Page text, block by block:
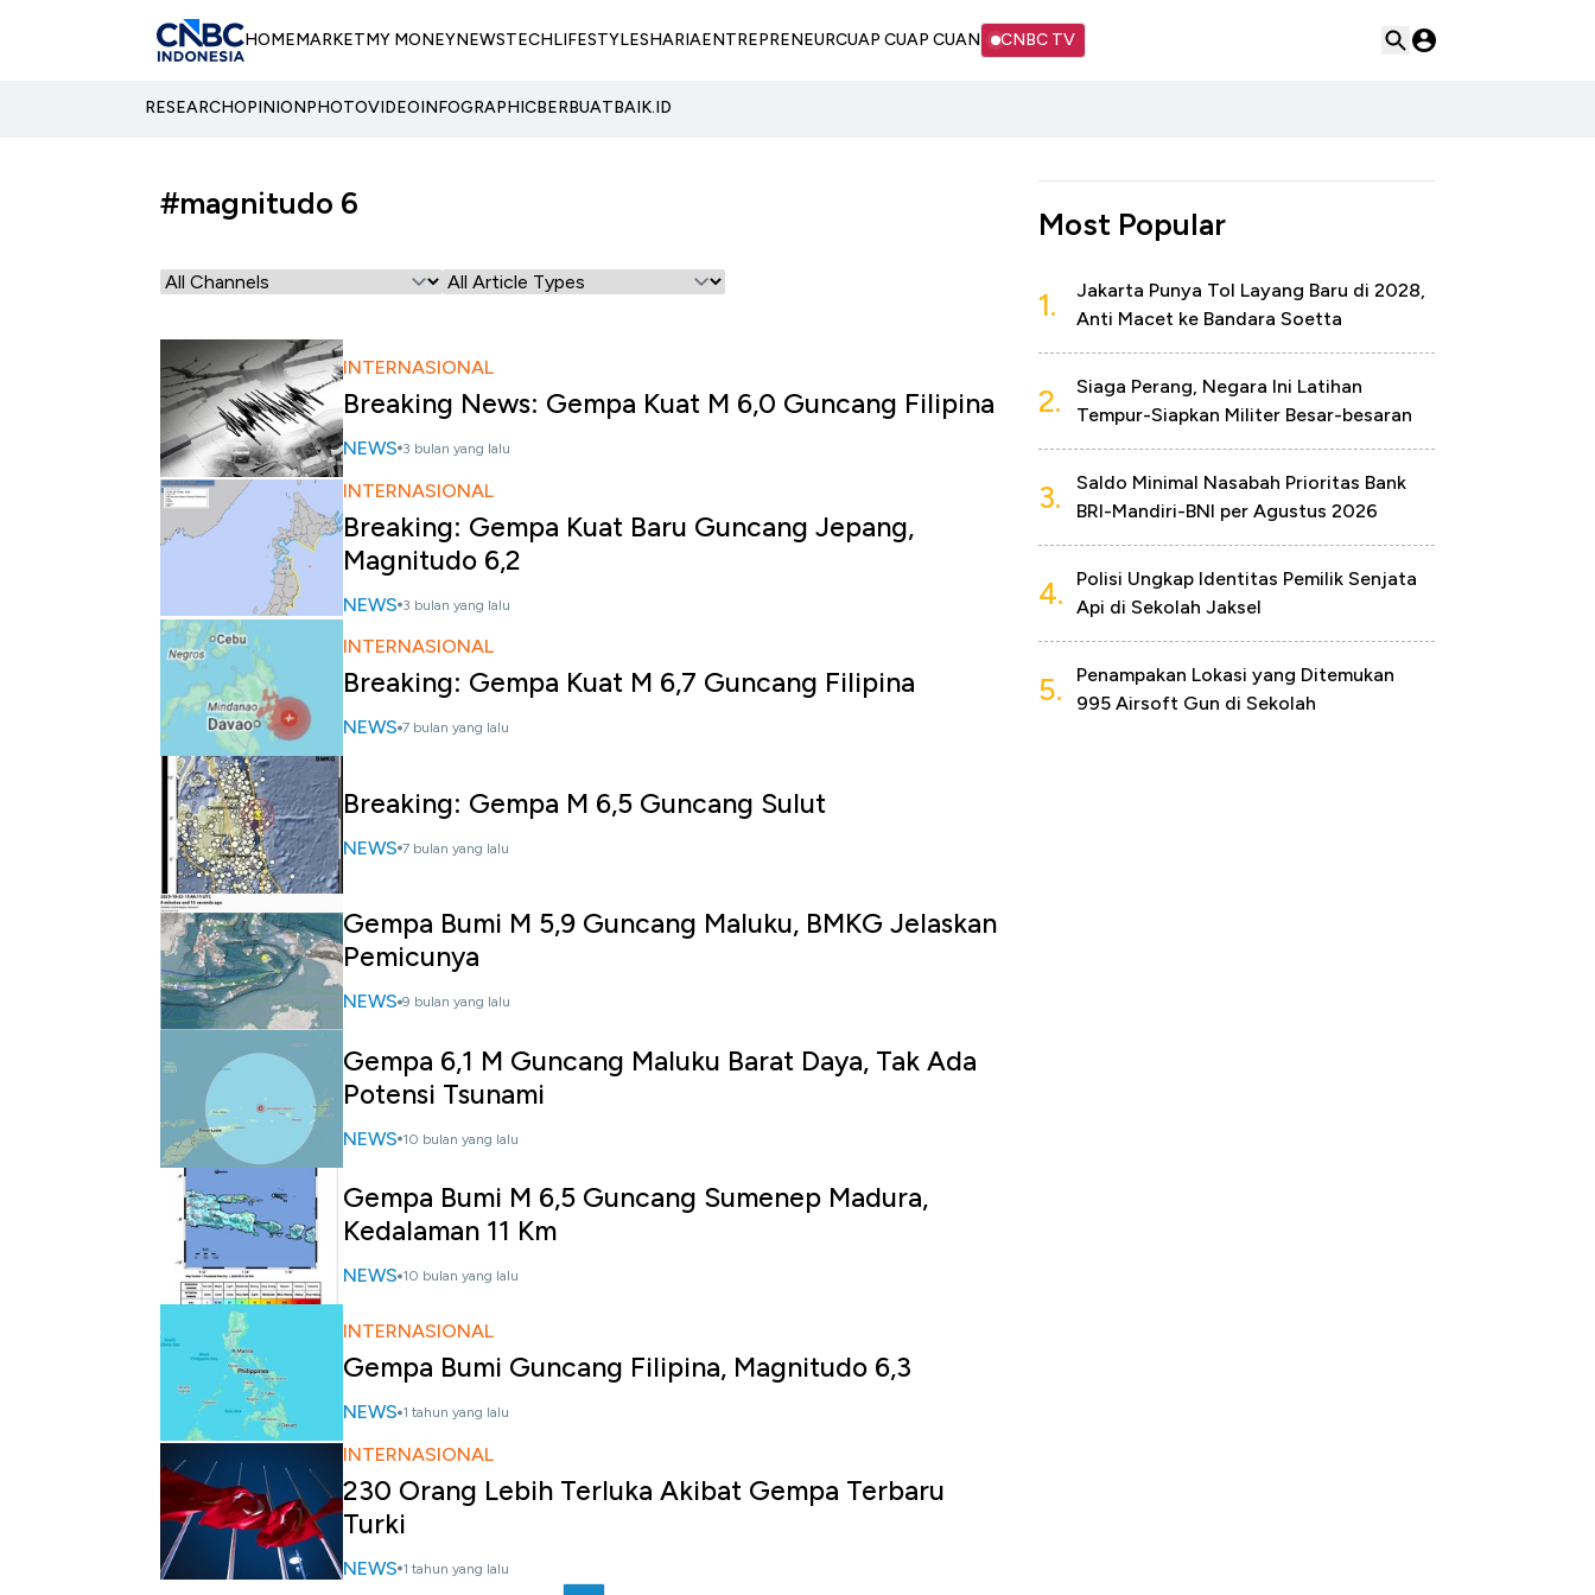
HOMEMARKETMY MONEYNEWSTECHLIFESTYLESHARIAENTREPRENEURCUAP CUAP CUAN CNBC TV
RESEARCHOPINIONPHOTOVIDEOINFOGRAPHICBERBUATBAIK.ID
#magnitudo 6
INTERNASIONAL
Breaking News: Gempa Kuat M 6,0 Guncang Filipina
NEWS 3 bulan yang lalu
INTERNASIONAL
Breaking: Gempa Kuat Baru Guncang Jepang,
Magnitudo 6,2
NEWS 3 bulan yang lalu
INTERNASIONAL
Breaking: Gempa Kuat M 6,7 Guncang Filipina
NEWS 7 bulan yang lalu
Breaking: Gempa M 6,5 Guncang Sulut
NEWS 7 bulan yang lalu
Gempa Bumi M 5,9 Guncang Maluku, BMKG Jelaskan
Pemicunya
NEWS 9 bulan yang lalu
Gempa 6,1 M Guncang Maluku Barat Daya, Tak Ada
Potensi Tsunami
NEWS 10 bulan yang lalu
Gempa Bumi M 6,5 Guncang Sumenep Madura,
Kedalaman 11 Km
NEWS 10 bulan yang lalu
INTERNASIONAL
Gempa Bumi Guncang Filipina, Magnitudo 6,3
NEWS 1 tahun yang lalu
INTERNASIONAL
230 Orang Lebih Terluka Akibat Gempa Terbaru
Turki
NEWS 1 tahun yang lalu
Most Popular
1.
Jakarta Punya Tol Layang Baru di 2028,
Anti Macet ke Bandara Soetta
2.
Siaga Perang, Negara Ini Latihan
Tempur-Siapkan Militer Besar-besaran
3.
Saldo Minimal Nasabah Prioritas Bank
BRI-Mandiri-BNI per Agustus 2026
4.
Polisi Ungkap Identitas Pemilik Senjata
Api di Sekolah Jaksel
5.
Penampakan Lokasi yang Ditemukan
995 Airsoft Gun di Sekolah